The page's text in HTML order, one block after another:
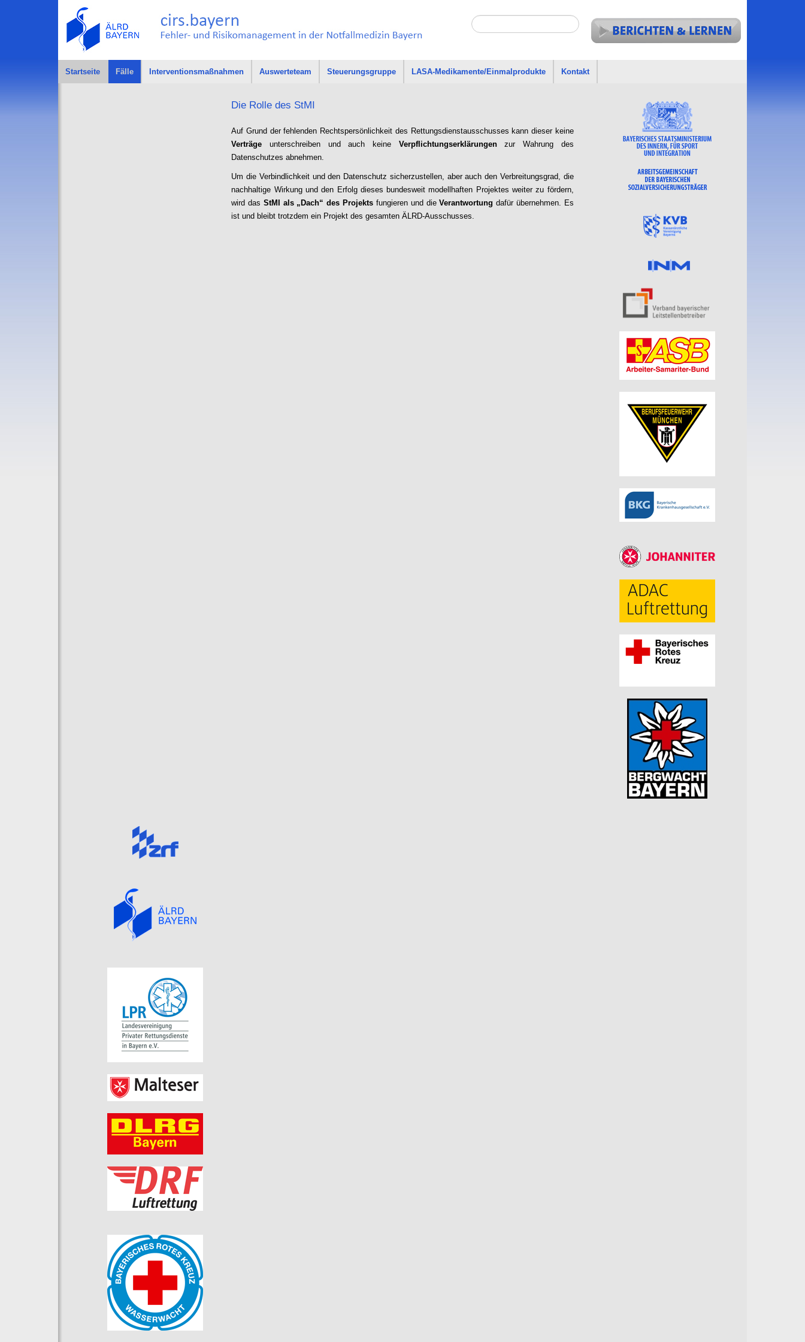
Startseite Fälle Interventionsmaßnahmen Auswerteteam Steuerungsgruppe LASA-Medikamente/Einmalprodukte Kontakt
Die Rolle des StMI
Auf Grund der fehlenden Rechtspersönlichkeit des Rettungsdienstausschusses kann dieser keine
Verträge unterschreiben und auch keine Verpflichtungserklärungenzur Wahrung des
Datenschutzes abnehmen.
Um die Verbindlichkeit und den Datenschutz sicherzustellen, aber auch den Verbreitungsgrad, die
nachhaltige Wirkung und den Erfolg dieses bundesweit modellhaften Projektes weiter zu fördern,
wird das StMI als „Dach“ des Projekts fungieren und dieVerantwortung dafür übernehmen. Es
ist und bleibt trotzdem ein Projekt des gesamten ÄLRD-Ausschusses.